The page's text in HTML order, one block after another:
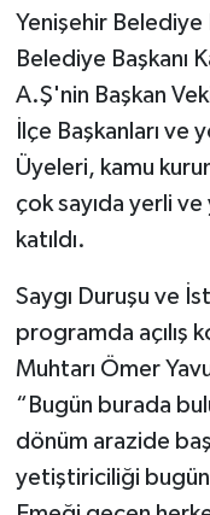
Yenişehir Belediye
Belediye Başkanı
A.Ş'nin Başkan
İlçe Başkanları
Üyeleri, kamu
çok sayıda yerli
katıldı.
Saygı Duruşu ve
programda açılış
Muhtarı Ömer
“Bugün burada
dönüm arazide
yetiştiriciliği